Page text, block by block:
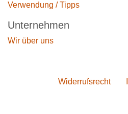
Verwendung / Tipps
Unternehmen
Wir über uns
Widerrufs­recht